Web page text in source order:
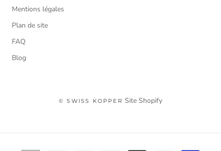
Mentions légales
Plan de site
FAQ
Blog
© SWISS KOPPER Site Shopify